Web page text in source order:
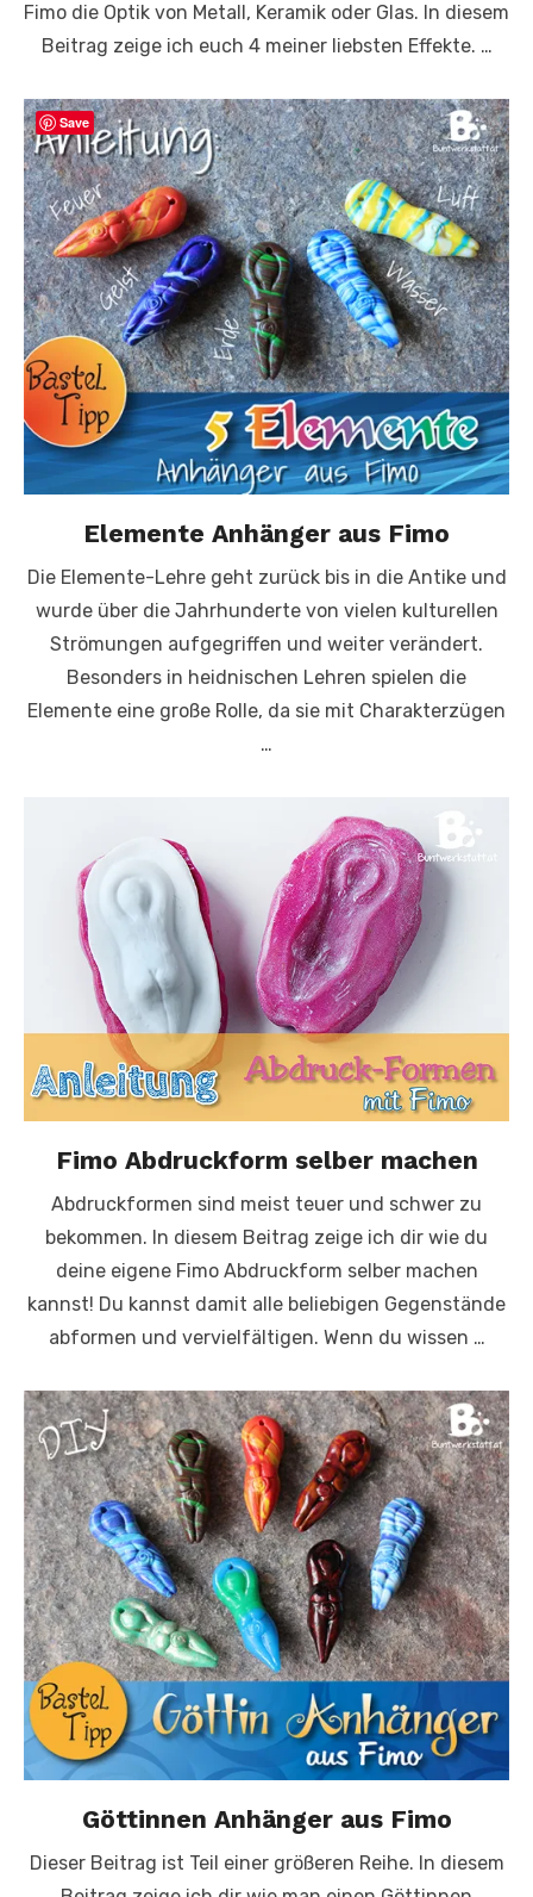
Fimo die Optik von Metall, Keramik oder Glas. In diesem
Beitrag zeige ich euch 4 meiner liebsten Effekte. …
Elemente Anhänger aus Fimo
Die Elemente-Lehre geht zurück bis in die Antike und
wurde über die Jahrhunderte von vielen kulturellen
Strömungen aufgegriffen und weiter verändert.
Besonders in heidnischen Lehren spielen die
Elemente eine große Rolle, da sie mit Charakterzügen
…
Fimo Abdruckform selber machen
Abdruckformen sind meist teuer und schwer zu
bekommen. In diesem Beitrag zeige ich dir wie du
deine eigene Fimo Abdruckform selber machen
kannst! Du kannst damit alle beliebigen Gegenstände
abformen und vervielfältigen. Wenn du wissen …
Göttinnen Anhänger aus Fimo
Dieser Beitrag ist Teil einer größeren Reihe. In diesem
Save